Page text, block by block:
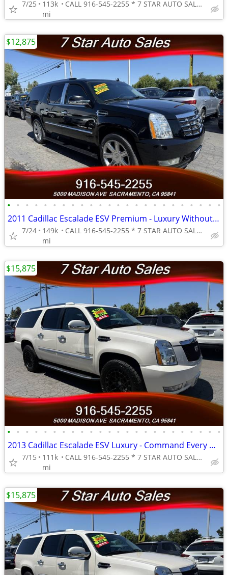
7/25
113k
mi
CALL 916-545-2255 * 7 STAR AUTO SALES // 5000 MADISON AVE
• • • • • • • • • • • • • • • • • • • • • • • •
2011 Cadillac Escalade ESV Premium - Luxury Without Limits
7/24
149k
mi
CALL 916-545-2255 * 7 STAR AUTO SALES // 5000 MADISON AVE
$12,875
• • • • • • • • • • • • • • • • • • • • • • • •
2013 Cadillac Escalade ESV Luxury - Command Every Road in First-Clas
7/15
111k
mi
CALL 916-545-2255 * 7 STAR AUTO SALES // 5000 MADISON AVE
$15,875
$15,875